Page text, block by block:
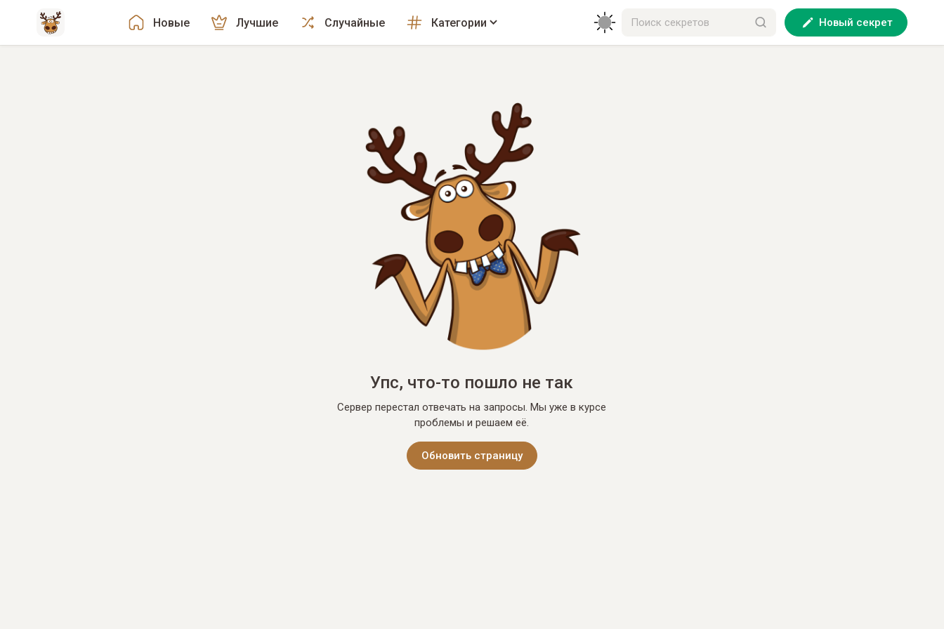
Новые Лучшие Случайные Категории Новый секрет
Упс, что-то пошло не так
Сервер перестал отвечать на запросы. Мы уже в курсе
проблемы и решаем её.
Обновить страницу